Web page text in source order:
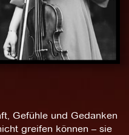
Gefühle und Gedanken
greifen können – sie